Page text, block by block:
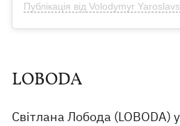
LOBODA
Світлана Лобода (LOBODA)